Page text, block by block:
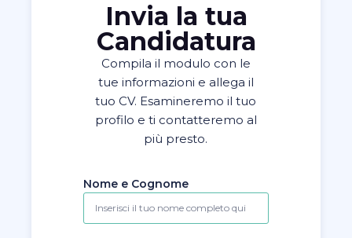
Invia la tua
Candidatura
Compila il modulo con le
tue informazioni e allega il
tuo CV. Esamineremo il tuo
profilo e ti contatteremo al
più presto.
Nome e Cognome